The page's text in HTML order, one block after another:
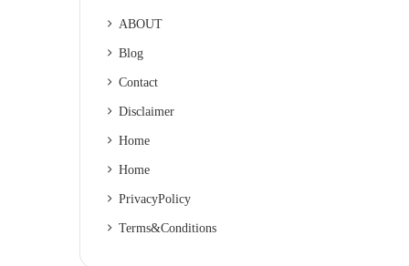
ABOUT
Blog
Contact
Disclaimer
Home
Home
Privacy Policy
Terms & Conditions